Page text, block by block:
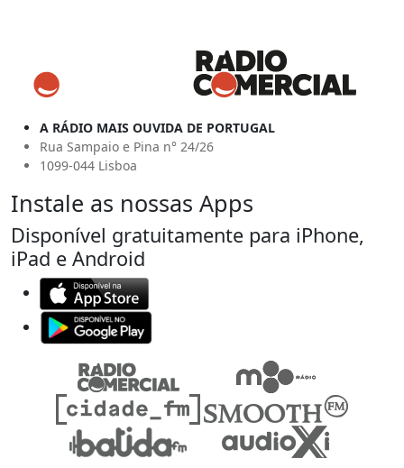
A RÁDIO MAIS OUVIDA DE PORTUGAL
Rua Sampaio e Pina n° 24/26
1099-044 Lisboa
Instale as nossas Apps
Disponível gratuitamente para iPhone,
iPad e Android